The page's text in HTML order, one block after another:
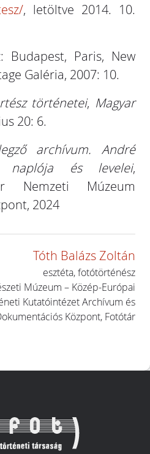
, letöltve 2014. 10.
Budapest, Paris, New
Galéria, 2007: 10.
történetei, Magyar
20: 6.
archívum. André
naplója és levelei,
Nemzeti Múzeum
2024
Tóth Balázs Zoltán
esztéta, fotótörténész
Múzeum – Közép-Európai
Kutatóintézet Archívum és
Központ, Fotótár